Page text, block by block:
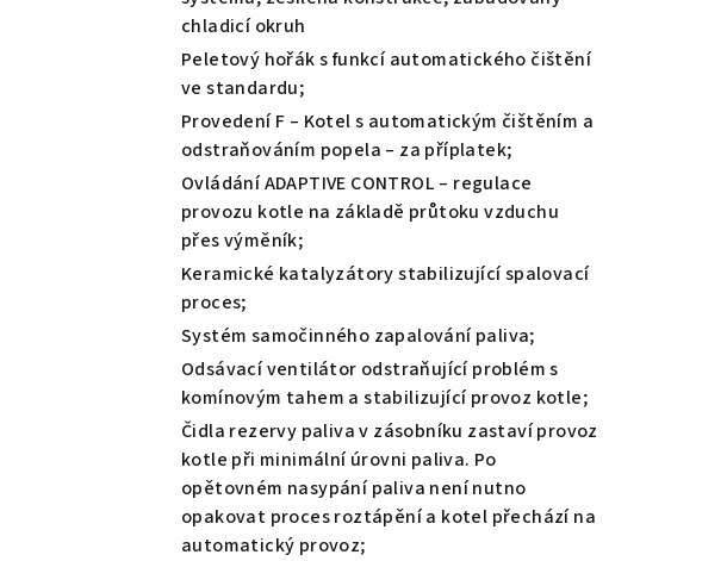
chladicí okruh
Peletový hořák s funkcí automatického čištění
ve standardu;
Provedení F – Kotel s automatickým čištěním a
odstraňováním popela – za příplatek;
Ovládání ADAPTIVE CONTROL – regulace
provozu kotle na základě průtoku vzduchu
přes výměník;
Keramické katalyzátory stabilizující spalovací
proces;
Systém samočinného zapalování paliva;
Odsávací ventilátor odstraňující problém s
komínovým tahem a stabilizující provoz kotle;
Čidla rezervy paliva v zásobníku zastaví provoz
kotle při minimální úrovni paliva. Po
opětovném nasypání paliva není nutno
opakovat proces roztápění a kotel přechází na
automatický provoz;